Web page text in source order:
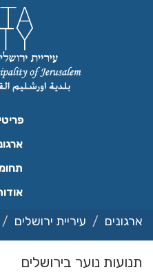
ארגונים עיריית ירושלים
תנועות נוער בירושלים